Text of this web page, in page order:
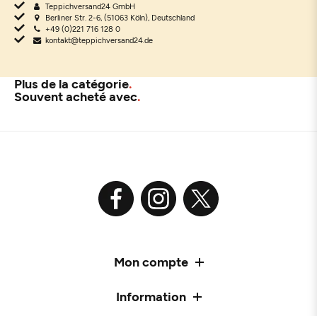
Teppichversand24 GmbH
Berliner Str. 2-6, (51063 Köln), Deutschland
+49 (0)221 716 128 0
kontakt@teppichversand24.de
Plus de la catégorie
Souvent acheté avec
Mon compte
Information